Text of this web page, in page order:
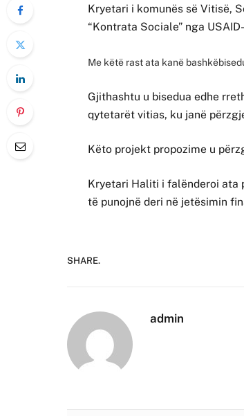
Kryetari i komunës së Vitisë,
“Kontrata Sociale” nga
Me këtë rast ata kanë
Gjithashtu u bisedua edhe
qytetarët vitias, ku janë
Këto projekt propozime u
Kryetari Haliti i falënderoi ata
të punojnë deri në jetësimin
SHARE.
admin